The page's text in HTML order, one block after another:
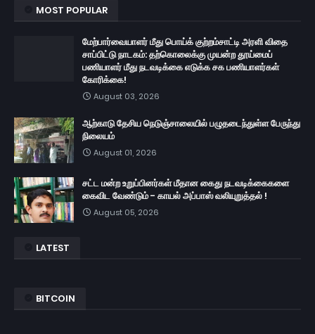
MOST POPULAR
மேற்பார்வையாளர் மீது பொய்க் குற்றம்சாட்டி அரளி விதை
சாப்பிட்டு நாடகம்: தற்கொலைக்கு முயன்ற தூய்மைப்
பணியாளர் மீது நடவடிக்கை எடுக்க சக பணியாளர்கள்
கோரிக்கை!
August 03, 2026
ஆற்காடு தேசிய நெடுஞ்சாலையில் பழுதடைந்துள்ள பேருந்து
நிலையம்
August 01, 2026
சட்ட மன்ற உறுப்பினர்கள் மீதான கைது நடவடிக்கைகளை
கைவிட வேண்டும் - காயல் அப்பாஸ் வலியுறுத்தல் !
August 05, 2026
LATEST
BITCOIN